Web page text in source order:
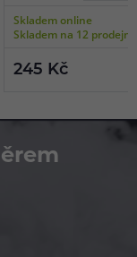
Tahle geniální
spojení štiplavé
plátky citronu.
Skladem online
Skladem na 12
245 Kč